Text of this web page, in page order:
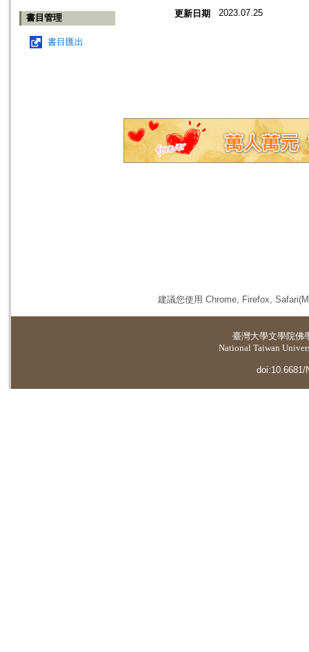
書目管理
書目匯出
更新日期 2023.07.25
建議您使用 Chrome, Firefox,
臺灣大學文學院佛
National Taiwan
doi:10.6681/